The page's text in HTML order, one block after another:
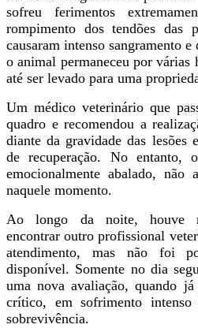
sofreu ferimentos
rompimento dos tendões das
causaram intenso sangramento
o animal permaneceu por várias
até ser levado para uma
Um médico veterinário que
quadro e recomendou a
diante da gravidade das lesões
de recuperação. No entanto,
emocionalmente abalado, não
naquele momento.
Ao longo da noite, houve
encontrar outro profissional
atendimento, mas não foi
disponível. Somente no dia
uma nova avaliação, quando
crítico, em sofrimento
sobrevivência.